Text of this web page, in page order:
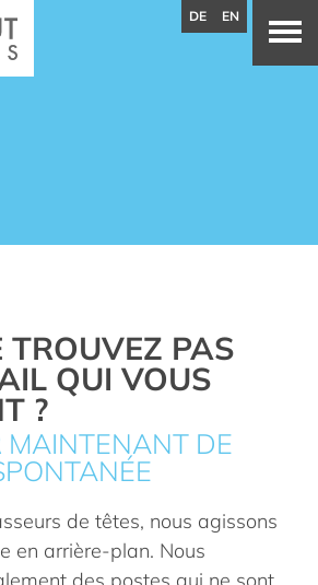
TROUVEZ PAS
QUI VOUS
?
MAINTENANT DE
de têtes, nous agissons
en arrière-plan. Nous
DE EN